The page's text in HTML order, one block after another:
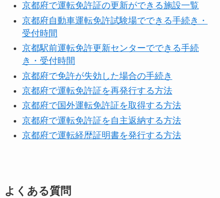
京都府で運転免許証の更新ができる施設一覧
京都府自動車運転免許試験場でできる手続き・
受付時間
京都駅前運転免許更新センターでできる手続
き・受付時間
京都府で免許が失効した場合の手続き
京都府で運転免許証を再発行する方法
京都府で国外運転免許証を取得する方法
京都府で運転免許証を自主返納する方法
京都府で運転経歴証明書を発行する方法
よくある質問